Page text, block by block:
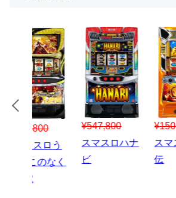
¥547,800
スマスロハナ
ビ
¥150,000
スマスロ秘宝